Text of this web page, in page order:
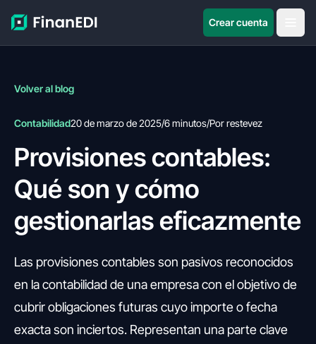
Crear cuenta
Volver al blog
Contabilidad20 de marzo de 2025/6 minutos/Por restevez
Provisiones contables:
Qué son y cómo
gestionarlas eficazmente
Las provisiones contables son pasivos reconocidos
en la contabilidad de una empresa con el objetivo de
cubrir obligaciones futuras cuyo importe o fecha
exacta son inciertos. Representan una parte clave